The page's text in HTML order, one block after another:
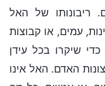
ריבונותו של האל
עמים, או קבוצות
שיקרו בכל עידן
האדם. האל אינו